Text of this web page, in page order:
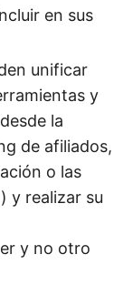
en sus
unificar
y
la
de afiliados,
o las
y realizar su
y no otro